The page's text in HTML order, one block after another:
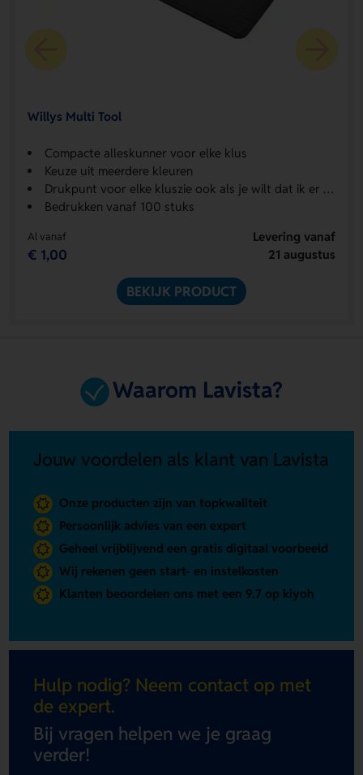
Willys Multi Tool
Compacte alleskunner voor elke klus
Keuze uit meerdere kleuren
Drukpunt voor elke kluszie ook als je wilt dat ik er 3 varianten van maak.
Bedrukken vanaf 100 stuks
Al vanaf
€ 1,00
Levering vanaf
21 augustus
BEKIJK PRODUCT
Waarom Lavista?
Jouw voordelen als klant van Lavista
Onze producten zijn van topkwaliteit
Persoonlijk advies van een expert
Geheel vrijblijvend een gratis digitaal voorbeeld
Wij rekenen geen start- en instelkosten
Klanten beoordelen ons met een 9.7 op kiyoh
Hulp nodig? Neem contact op met
de expert.
Bij vragen helpen we je graag
verder!